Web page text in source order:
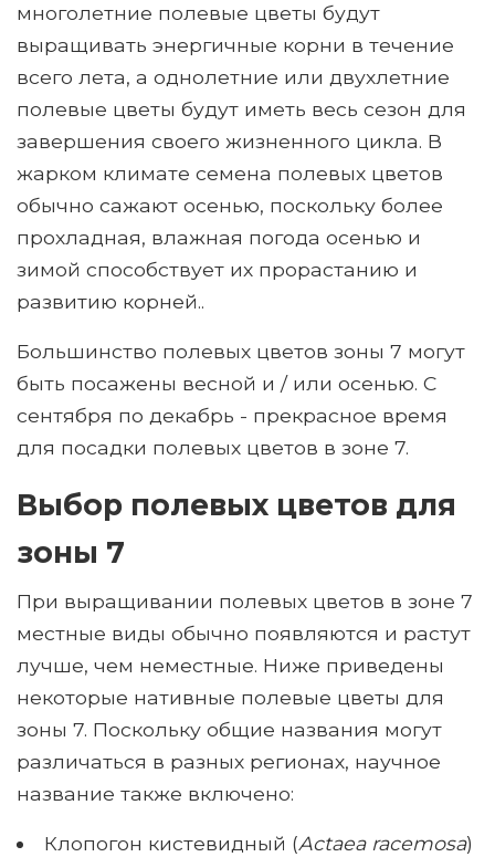
многолетние полевые цветы будут
выращивать энергичные корни в течение
всего лета, а однолетние или двухлетние
полевые цветы будут иметь весь сезон для
завершения своего жизненного цикла. В
жарком климате семена полевых цветов
обычно сажают осенью, поскольку более
прохладная, влажная погода осенью и
зимой способствует их прорастанию и
развитию корней..
Большинство полевых цветов зоны 7 могут
быть посажены весной и / или осенью. С
сентября по декабрь - прекрасное время
для посадки полевых цветов в зоне 7.
Выбор полевых цветов для
зоны 7
При выращивании полевых цветов в зоне 7
местные виды обычно появляются и растут
лучше, чем неместные. Ниже приведены
некоторые нативные полевые цветы для
зоны 7. Поскольку общие названия могут
различаться в разных регионах, научное
название также включено:
Клопогон кистевидный (Actaea racemosa)